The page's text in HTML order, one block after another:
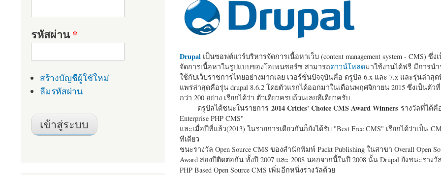
Drupalเป็นซอฟต์แวร์บริหารจัดการเนื้อหาเว็บ (content management system - CMS) ซึ่ง
จัดการเนื้อหาในรูปแบบของโอเพนซอร์ซ สามารถดาวน์โหลดมาใช้งานได้ฟรี มีการน
ใช้กับเว็บราชการไทยอย่างมากเลย เวอร์ชั่นปัจจุบันคือ ดรูปัล 6.x และ 7.x และรุ่นล่าสุด
แพร่ล่าสุดคือรุ่น drupal 8.6.2 โดยตัวแรกได้ออกมาในเดือนพฤศจิกายน 2015 ซึ่งเป็นตั
กว่า 200 อย่าง เรียกได้ว่า ตัวเดียวครบถ้วนเลยทีเดียวครับ
ดรูปัลได้ชนะในรายการ 2014 Critics' Choice CMS Award Winners รางวัลที่ได้คื
Enterprise PHP CMS"
และเมื่อปีที่แล้ว(2013) ในรายการเดียวกันก็ยังได้รับ "Best Free CMS" เรียกได้ว่าเป็น
ทีเดียว
ชนะรางวัล Open Source CMS ของสำนักพิมพ์ Packt Publishing ในสาขา Overall Open
Award สองปีติดต่อกัน ทั้งปี 2007 และ 2008 นอกจากนี้ในปี 2008 นั้น Drupal ยังชนะรางวั
PHP Based Open Source CMS เพิ่มอีกหนึ่งรางวัลด้วย
รหัสผ่าน*
สร้างบัญชีผู้ใช้ใหม่
ลืมรหัสผ่าน